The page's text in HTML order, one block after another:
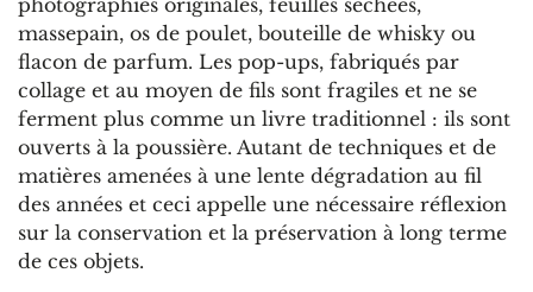
massepain, os de poulet, bouteille de whisky ou
flacon de parfum. Les pop-ups, fabriqués par
collage et au moyen de fils sont fragiles et ne se
ferment plus comme un livre traditionnel : ils sont
ouverts à la poussière. Autant de techniques et de
matières amenées à une lente dégradation au fil
des années et ceci appelle une nécessaire réflexion
sur la conservation et la préservation à long terme
de ces objets.